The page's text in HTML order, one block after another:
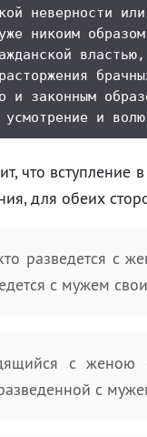
неверности
никоим
и законным
что
для обеих
разведется с
с мужем
с женою
с